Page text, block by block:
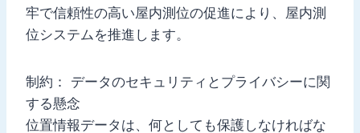
牢で信頼性の高い屋内測位の促進により、屋内測
位システムを推進します。
制約： データのセキュリティとプライバシーに関
する懸念
位置情報データは、何としても保護しなければな